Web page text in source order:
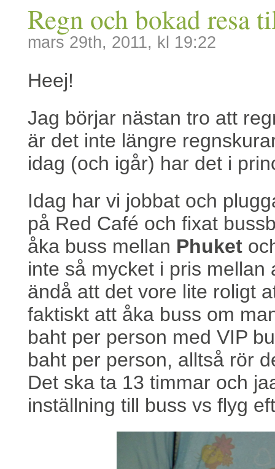
Regn och bokad resa
mars 29th, 2011, kl 19:22
Heej!
Jag börjar nästan tro att
är det inte längre
idag (och igår) har det i
Idag har vi jobbat och
på Red Café och fixat
åka buss mellan Phuket
inte så mycket i pris
ändå att det vore lite roligt
faktiskt att åka buss om
baht per person med VIP
baht per person, alltså rör
Det ska ta 13 timmar och
inställning till buss vs flyg